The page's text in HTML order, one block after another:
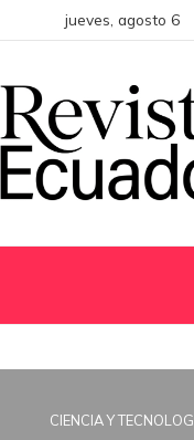
jueves, agosto 6
CIENCIA Y